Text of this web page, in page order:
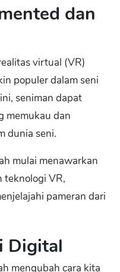
dan
virtual (VR)
populer dalam seni
seniman dapat
memukau dan
dunia seni.
mulai menawarkan
teknologi VR,
pameran dari
Digital
mengubah cara kita